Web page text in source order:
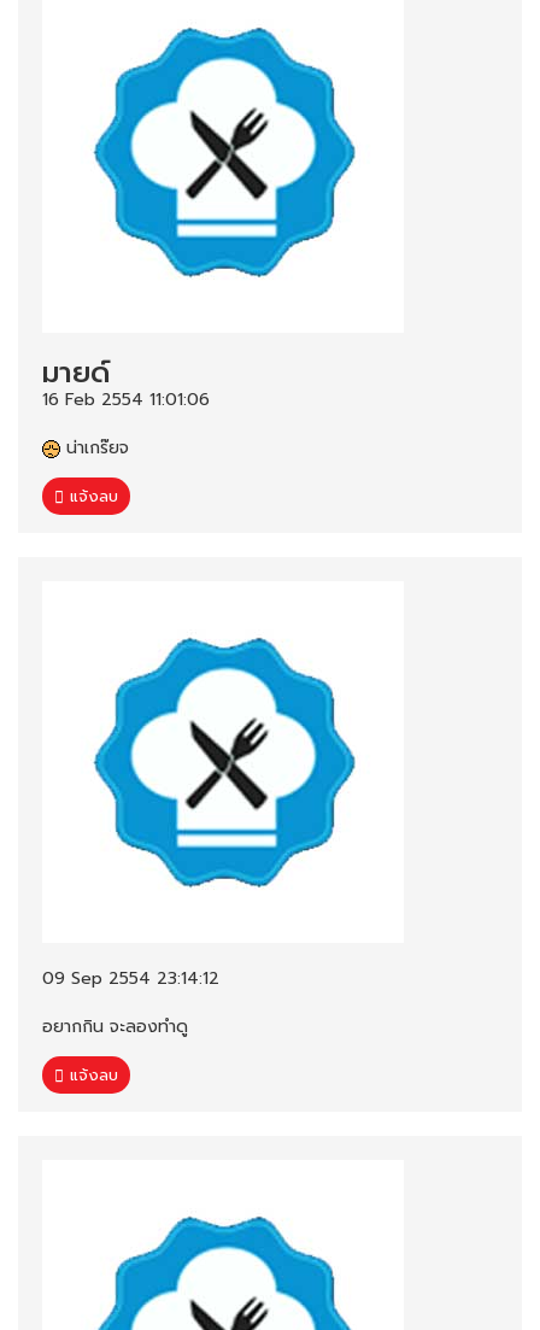
มายด์
16 Feb 2554 11:01:06
น่าเกร๊ยจ
แจ้งลบ
09 Sep 2554 23:14:12
อยากกิน จะลองทำดู
แจ้งลบ